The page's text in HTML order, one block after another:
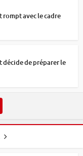
avec le cadre
de préparer le